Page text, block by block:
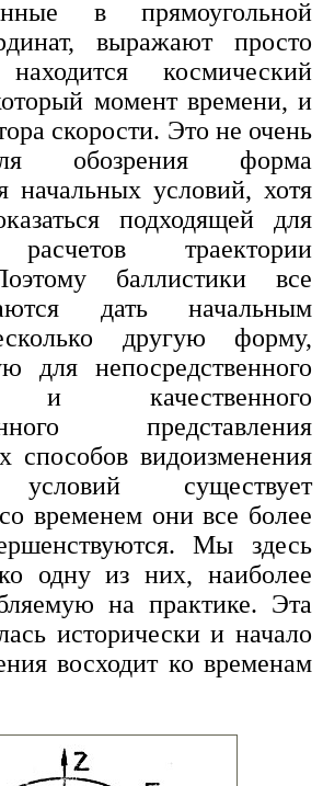
в прямоугольной
выражают просто
космический
момент времени, и
скорости. Это не очень
обозрения форма
начальных условий, хотя
подходящей для
траектории
баллистики все
дать начальным
другую форму,
для непосредственного
и качественного
представления
способов видоизменения
существует
временем они все более
Мы здесь
одну из них, наиболее
на практике. Эта
исторически и начало
восходит ко временам